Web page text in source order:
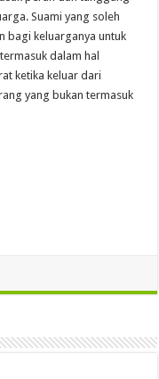
Suami yang soleh
bagi keluarganya untuk
dalam hal
ketika keluar dari
yang bukan termasuk